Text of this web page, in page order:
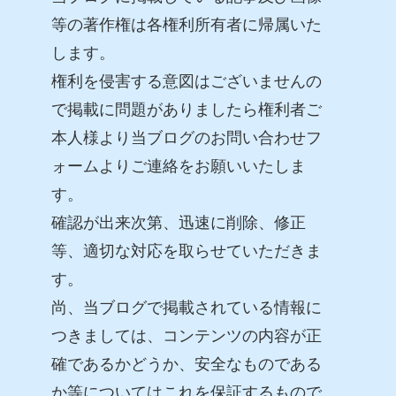
等の著作権は各権利所有者に帰属いた
します。
権利を侵害する意図はございませんの
で掲載に問題がありましたら権利者ご
本人様より当ブログのお問い合わせフ
ォームよりご連絡をお願いいたしま
す。
確認が出来次第、迅速に削除、修正
等、適切な対応を取らせていただきま
す。
尚、当ブログで掲載されている情報に
つきましては、コンテンツの内容が正
確であるかどうか、安全なものである